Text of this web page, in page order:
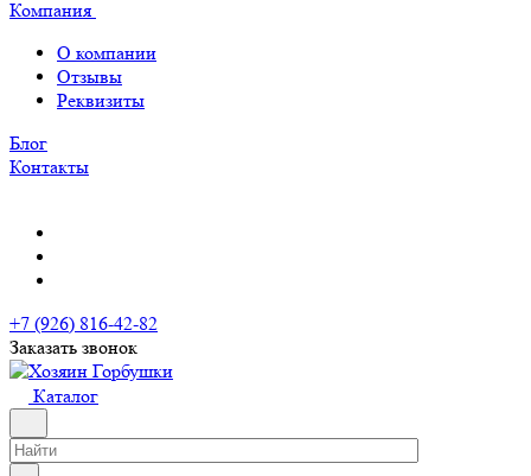
Компания
О компании
Отзывы
Реквизиты
Блог
Контакты
+7 (926) 816-42-82
Заказать звонок
Каталог